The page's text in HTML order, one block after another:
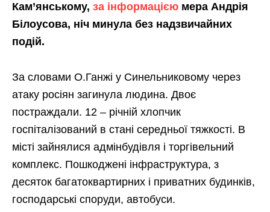
Кам’янському, за інформацією мера Андрія
Білоусова, ніч минула без надзвичайних
подій.
За словами О.Ганжі у Синельниковому через
атаку росіян загинула людина. Двоє
постраждали. 12 – річній хлопчик
госпіталізований в стані середньої тяжкості. В
місті зайнялися адмінбудівля і торгівельний
комплекс. Пошкоджені інфраструктура, з
десяток багатоквартирних і приватних будинків,
господарські споруди, автобуси.